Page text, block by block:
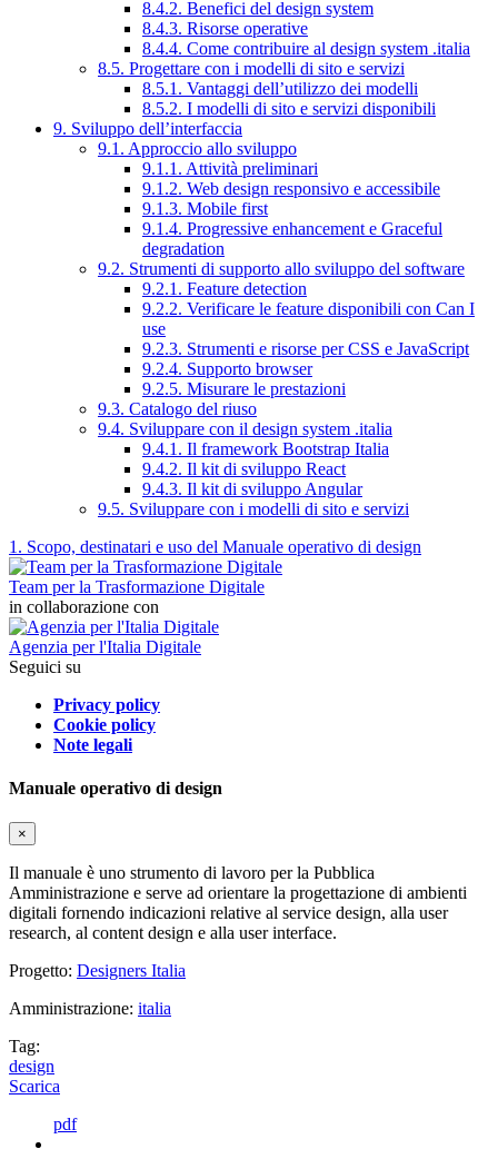
8.4.2. Benefici del design system
8.4.3. Risorse operative
8.4.4. Come contribuire al design system .italia
8.5. Progettare con i modelli di sito e servizi
8.5.1. Vantaggi dell’utilizzo dei modelli
8.5.2. I modelli di sito e servizi disponibili
9. Sviluppo dell’interfaccia
9.1. Approccio allo sviluppo
9.1.1. Attività preliminari
9.1.2. Web design responsivo e accessibile
9.1.3. Mobile first
9.1.4. Progressive enhancement e Graceful
degradation
9.2. Strumenti di supporto allo sviluppo del software
9.2.1. Feature detection
9.2.2. Verificare le feature disponibili con Can I
use
9.2.3. Strumenti e risorse per CSS e JavaScript
9.2.4. Supporto browser
9.2.5. Misurare le prestazioni
9.3. Catalogo del riuso
9.4. Sviluppare con il design system .italia
9.4.1. Il framework Bootstrap Italia
9.4.2. Il kit di sviluppo React
9.4.3. Il kit di sviluppo Angular
9.5. Sviluppare con i modelli di sito e servizi
1. Scopo, destinatari e uso del Manuale operativo di design
Team per la Trasformazione Digitale
in collaborazione con
Agenzia per l'Italia Digitale
Seguici su
Privacy policy
Cookie policy
Note legali
Manuale operativo di design
×
Il manuale è uno strumento di lavoro per la Pubblica
Amministrazione e serve ad orientare la progettazione di ambienti
digitali fornendo indicazioni relative al service design, alla user
research, al content design e alla user interface.
Progetto: Designers Italia
Amministrazione: italia
Tag:
design
Scarica
pdf